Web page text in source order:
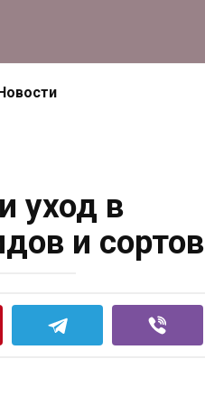
уход в
и сортов